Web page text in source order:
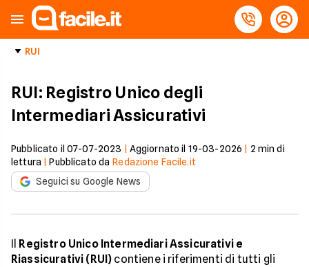
RUI
RUI: Registro Unico degli
Intermediari Assicurativi
Pubblicato il 07-07-2023 Aggiornato il 19-03-2026 2 min di
lettura |Pubblicato da Redazione Facile.it
Seguici su Google News
Il Registro Unico Intermediari Assicurativi e
Riassicurativi (RUI) contiene i riferimenti di tutti gli